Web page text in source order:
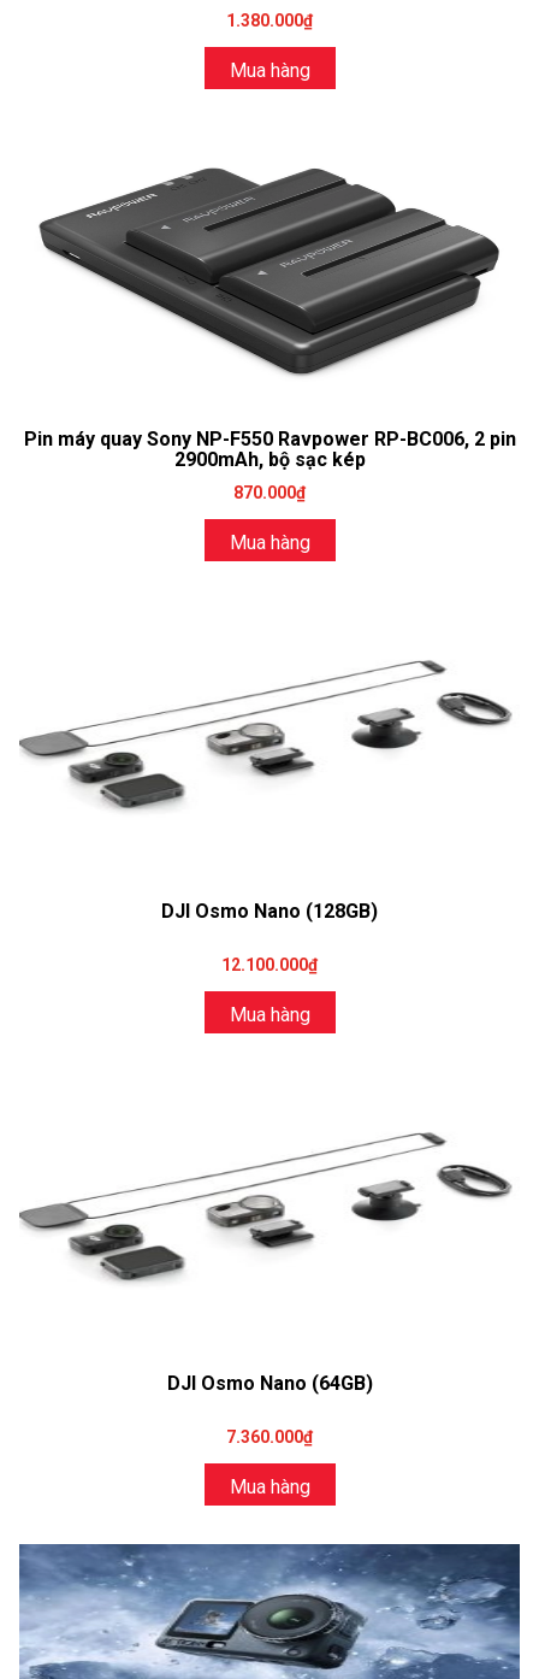
1.380.000₫
Mua hàng
Pin máy quay Sony NP-F550 Ravpower RP-BC006, 2 pin
2900mAh, bộ sạc kép
870.000₫
Mua hàng
DJI Osmo Nano (128GB)
12.100.000₫
Mua hàng
DJI Osmo Nano (64GB)
7.360.000₫
Mua hàng